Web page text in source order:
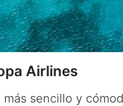
Airlines
más sencillo y